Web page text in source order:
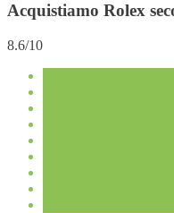
Acquistiamo Rolex
8.6/10